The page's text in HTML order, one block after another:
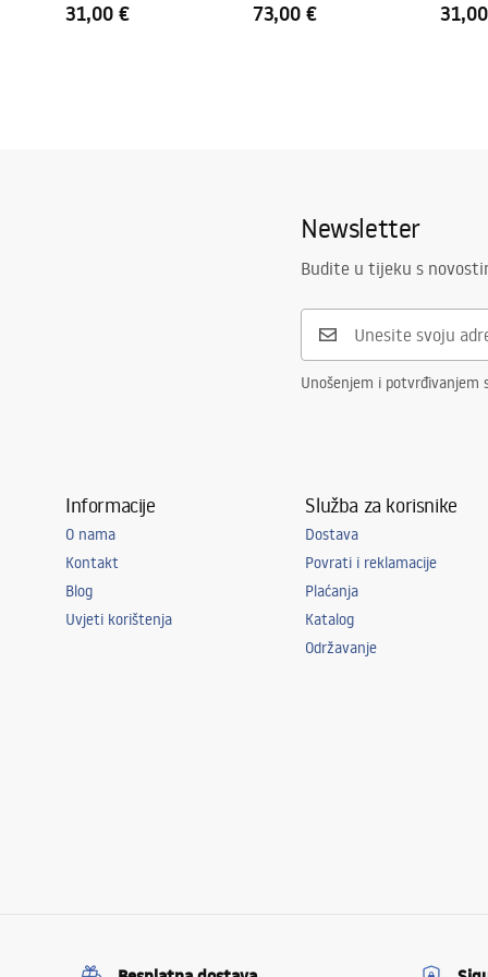
31,00 € 73,00 €
Newsletter
Budite u tijeku s
Unošenjem i
Informacije
O nama
Kontakt
Blog
Uvjeti korištenja
Služba za korisnike
Dostava
Povrati i reklamacije
Plaćanja
Katalog
Održavanje